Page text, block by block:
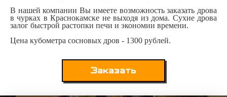
В нашей компании Вы имеете возможность заказать дрова
в чурках в Краснокамскe не выходя из дома. Сухие дрова
залог быстрой растопки печи и экономии времени.
Цена кубометра сосновых дров - 1300 рублей.
Заказать